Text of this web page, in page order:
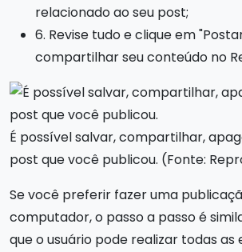
relacionado ao seu post;
6. Revise tudo e clique em
compartilhar seu conteúdo no
É possível salvar, compartilhar,
post que você publicou. (Fonte:
Se você preferir fazer uma
computador, o passo a passo é
que o usuário pode realizar todas